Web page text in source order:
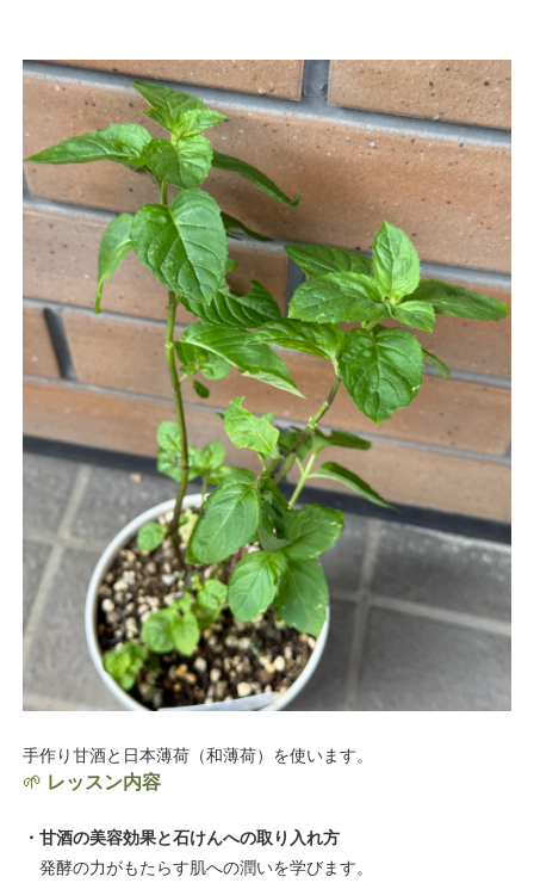
手作り甘酒と日本薄荷（和薄荷）を使います。
🌱 レッスン内容
・甘酒の美容効果と石けんへの取り入れ方
発酵の力がもたらす肌への潤いを学びます。